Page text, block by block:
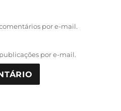
por e-mail.
por e-mail.